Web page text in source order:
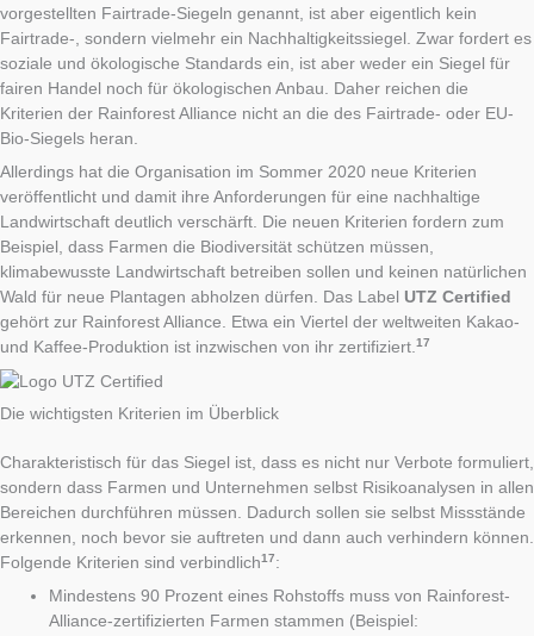
vorgestellten Fairtrade-Siegeln genannt, ist aber eigentlich kein
Fairtrade-, sondern vielmehr ein Nachhaltigkeitssiegel. Zwar fordert es
soziale und ökologische Standards ein, ist aber weder ein Siegel für
fairen Handel noch für ökologischen Anbau. Daher reichen die
Kriterien der Rainforest Alliance nicht an die des Fairtrade- oder EU-
Bio-Siegels heran.
Allerdings hat die Organisation im Sommer 2020 neue Kriterien
veröffentlicht und damit ihre Anforderungen für eine nachhaltige
Landwirtschaft deutlich verschärft. Die neuen Kriterien fordern zum
Beispiel, dass Farmen die Biodiversität schützen müssen,
klimabewusste Landwirtschaft betreiben sollen und keinen natürlichen
Wald für neue Plantagen abholzen dürfen. Das Label UTZ Certified
gehört zur Rainforest Alliance. Etwa ein Viertel der weltweiten Kakao-
und Kaffee-Produktion ist inzwischen von ihr zertifiziert. 17
Die wichtigsten Kriterien im Überblick
Charakteristisch für das Siegel ist, dass es nicht nur Verbote formuliert,
sondern dass Farmen und Unternehmen selbst Risikoanalysen in allen
Bereichen durchführen müssen. Dadurch sollen sie selbst Missstände
erkennen, noch bevor sie auftreten und dann auch verhindern können.
Folgende Kriterien sind verbindlich17:
Mindestens 90 Prozent eines Rohstoffs muss von Rainforest-
Alliance-zertifizierten Farmen stammen (Beispiel: